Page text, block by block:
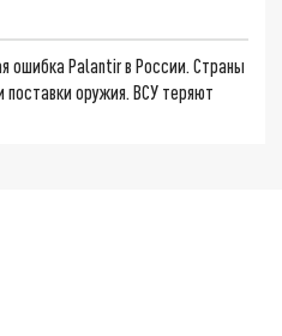
ошибка Palantir в России. Страны
поставки оружия. ВСУ теряют